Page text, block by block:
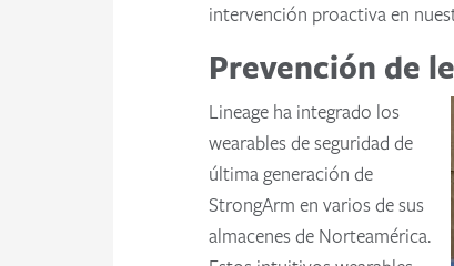
intervención proactiva en
Prevención de
Lineage ha integrado los
wearables de seguridad de
última generación de
StrongArm en varios de sus
almacenes de Norteamérica.